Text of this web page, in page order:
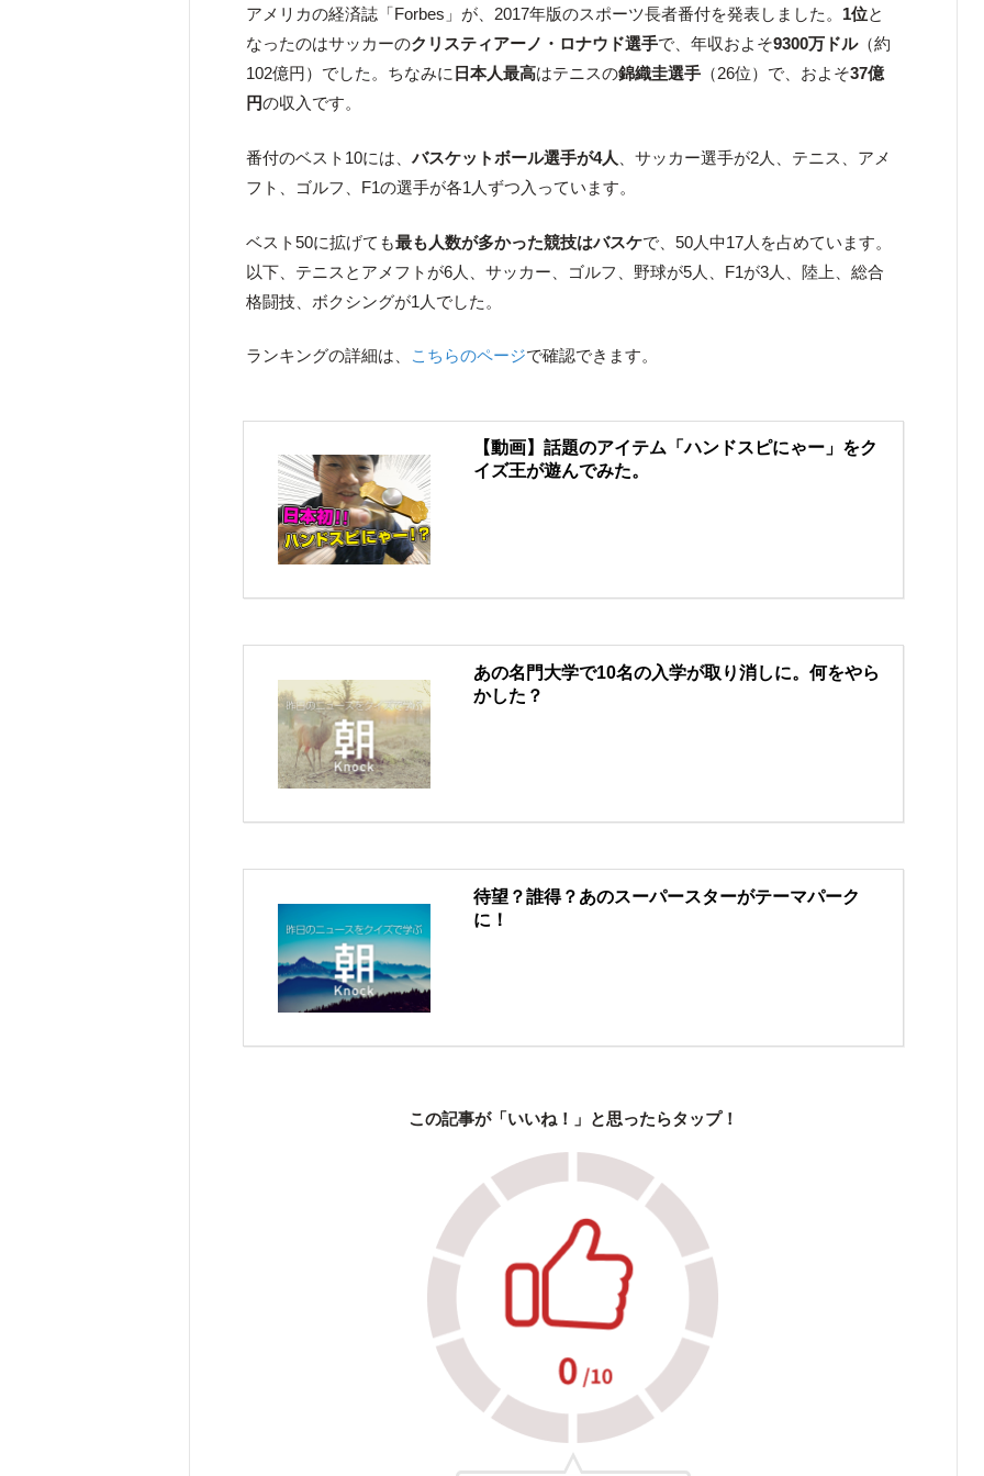
アメリカの経済誌「Forbes」が、2017年版のスポーツ長者番付を発表しました。 1位と
なったのはサッカーのクリスティアーノ・ロナウド選手で、年収およそ9300万ドル（約
102億円）でした。ちなみに 日本人最高はテニスの錦織圭選手 （26位）で、およそ37億
円の収入です。
番付のベスト10には、バスケットボール選手が4人
、サッカー選手が2人、テニス、アメ
フト、ゴルフ、F1の選手が各1人ずつ入っています。
ベスト50に拡げても最も人数が多かった競技はバスケで、50人中17人を占めています。
以下、テニスとアメフトが6人、サッカー、ゴルフ、野球が5人、F1が3人、陸上、総合
格闘技、ボクシングが1人でした。
ランキングの詳細は、 こちらのページで確認できます。
【動画】話題のアイテム「ハンドスピにゃー」をク
イズ王が遊んでみた。
あの名門大学で10名の入学が取り消しに。何をやら
かした？
待望？誰得？あのスーパースターがテーマパーク
に！
この記事が「いいね！」と思ったらタップ！